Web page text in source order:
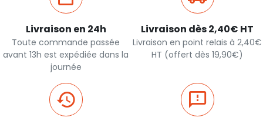
Livraison en 24h
Toute commande passée
avant 13h est expédiée dans la
journée
Livraison dès 2,40€ HT
Livraison en point relais à 2,40€
HT (offert dès 19,90€)